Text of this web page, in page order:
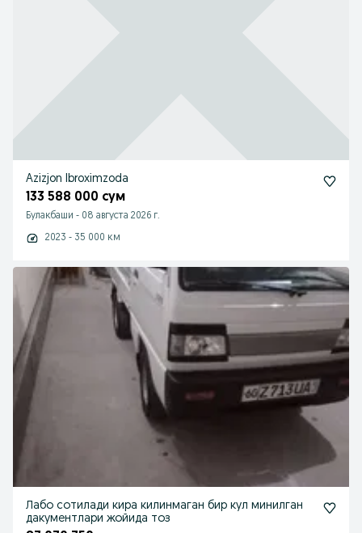
Azizjon Ibroximzoda
133 588 000 сум
Булакбаши - 08 августа 2026 г.
2023 - 35 000 км
Лабо сотилади кира килинмаган бир кул минилган
дакументлари жойида тоз